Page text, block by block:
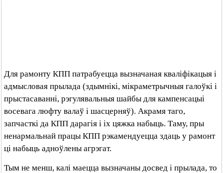
Для рамонту КПП патрабуецца вызначаная кваліфікацыя і
адмысловая прылада (здымнікі, мікраметрычныя галоўкі і
прыстасаванні, рэгулявальныя шайбы для кампенсацыі
восевага люфту валаў і шасцерняў). Акрамя таго,
запчасткі да КПП дарагія і іх цяжка набыць. Таму, пры
ненармальнай працы КПП рэкамендуецца здаць у рамонт
ці набыць адноўлены агрэгат.
Тым не менш, калі маецца вызначаны досвед і прылада, то